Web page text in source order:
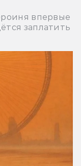
впервые
заплатить